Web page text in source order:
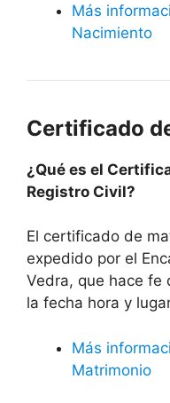
Más
Nacimiento
Certificado
¿Qué es el
Registro Civil?
El certificado de
expedido por el
Vedra, que hace fe
la fecha hora y
Más
Matrimonio